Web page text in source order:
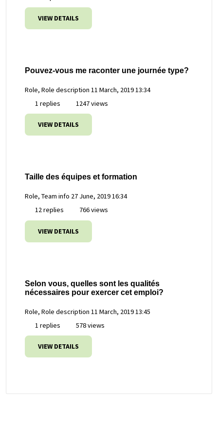
VIEW DETAILS
Pouvez-vous me raconter une journée type?
Role, Role description 11 March, 2019 13:34
1 replies
1247 views
VIEW DETAILS
Taille des équipes et formation
Role, Team info 27 June, 2019 16:34
12 replies
766 views
VIEW DETAILS
Selon vous, quelles sont les qualités
nécessaires pour exercer cet emploi?
Role, Role description 11 March, 2019 13:45
1 replies
578 views
VIEW DETAILS